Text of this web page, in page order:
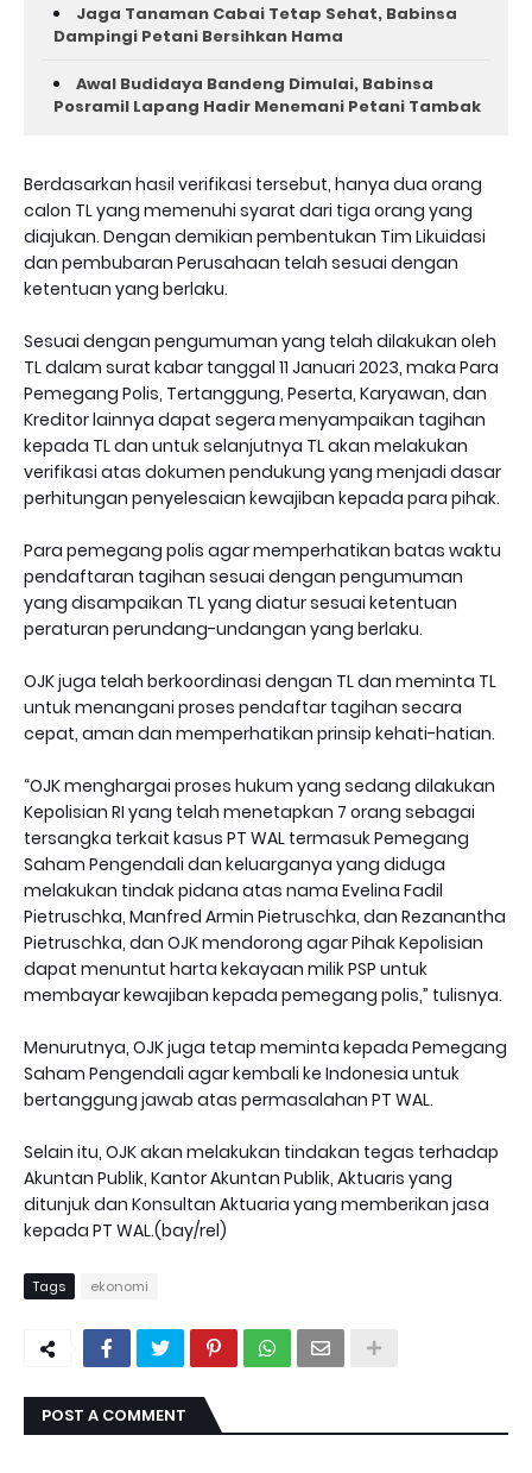
Jaga Tanaman Cabai Tetap Sehat, Babinsa
Dampingi Petani Bersihkan Hama
Awal Budidaya Bandeng Dimulai, Babinsa
Posramil Lapang Hadir Menemani Petani Tambak
Berdasarkan hasil verifikasi tersebut, hanya dua orang
calon TL yang memenuhi syarat dari tiga orang yang
diajukan. Dengan demikian pembentukan Tim Likuidasi
dan pembubaran Perusahaan telah sesuai dengan
ketentuan yang berlaku.
Sesuai dengan pengumuman yang telah dilakukan oleh
TL dalam surat kabar tanggal 11 Januari 2023, maka Para
Pemegang Polis, Tertanggung, Peserta, Karyawan, dan
Kreditor lainnya dapat segera menyampaikan tagihan
kepada TL dan untuk selanjutnya TL akan melakukan
verifikasi atas dokumen pendukung yang menjadi dasar
perhitungan penyelesaian kewajiban kepada para pihak.
Para pemegang polis agar memperhatikan batas waktu
pendaftaran tagihan sesuai dengan pengumuman
yang disampaikan TL yang diatur sesuai ketentuan
peraturan perundang-undangan yang berlaku.
OJK juga telah berkoordinasi dengan TL dan meminta TL
untuk menangani proses pendaftar tagihan secara
cepat, aman dan memperhatikan prinsip kehati-hatian.
“OJK menghargai proses hukum yang sedang dilakukan
Kepolisian RI yang telah menetapkan 7 orang sebagai
tersangka terkait kasus PT WAL termasuk Pemegang
Saham Pengendali dan keluarganya yang diduga
melakukan tindak pidana atas nama Evelina Fadil
Pietruschka, Manfred Armin Pietruschka, dan Rezanantha
Pietruschka, dan OJK mendorong agar Pihak Kepolisian
dapat menuntut harta kekayaan milik PSP untuk
membayar kewajiban kepada pemegang polis,” tulisnya.
Menurutnya, OJK juga tetap meminta kepada Pemegang
Saham Pengendali agar kembali ke Indonesia untuk
bertanggung jawab atas permasalahan PT WAL.
Selain itu, OJK akan melakukan tindakan tegas terhadap
Akuntan Publik, Kantor Akuntan Publik, Aktuaris yang
ditunjuk dan Konsultan Aktuaria yang memberikan jasa
kepada PT WAL.(bay/rel)
Tags ekonomi
POST A COMMENT